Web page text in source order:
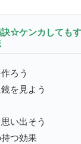
☆ケンカしても
ろう
を見よう
い出そう
持つ効果